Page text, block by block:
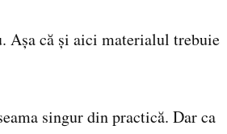
Așa că și aici materialul trebuie
singur din practică. Dar ca